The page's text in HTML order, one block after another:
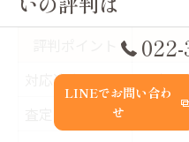
対応速度
迅速で
壊れ
LINEでお問い合わ
せ